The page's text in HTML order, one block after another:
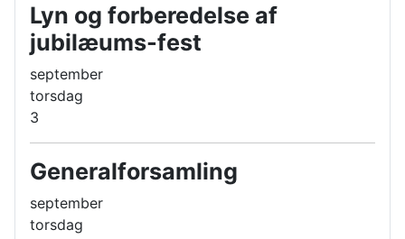
Lyn og forberedelse af
jubilæums-fest
september
torsdag
3
Generalforsamling
september
torsdag